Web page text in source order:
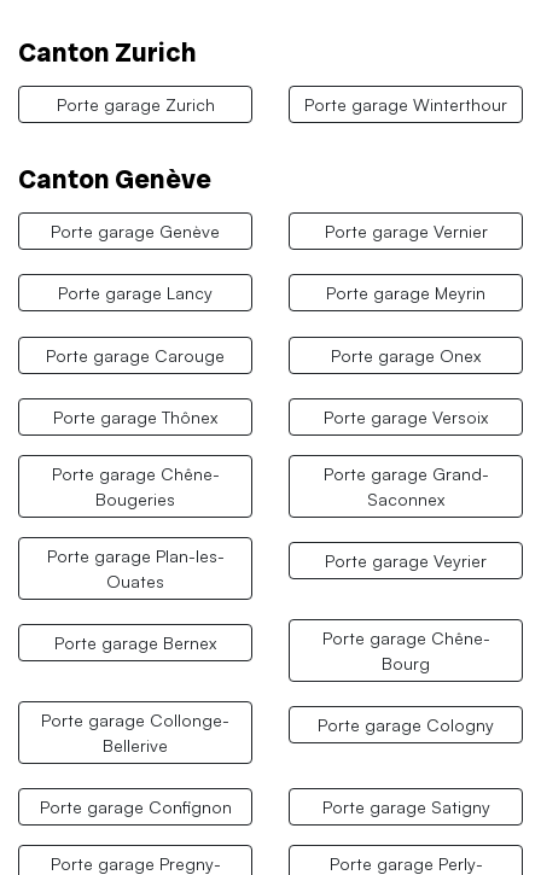
Canton Zurich
Porte garage Zurich Porte garage Winterthour
Canton Genève
Porte garage Genève Porte garage Vernier
Porte garage Lancy Porte garage Meyrin
Porte garage Carouge Porte garage Onex
Porte garage Thônex Porte garage Versoix
Porte garage Chêne-
Bougeries
Porte garage Grand-
Saconnex
Porte garage Plan-les-
Ouates
Porte garage Veyrier
Porte garage Bernex
Porte garage Chêne-
Bourg
Porte garage Collonge-
Bellerive
Porte garage Cologny
Porte garage Confignon Porte garage Satigny
Porte garage Pregny-
Porte garage Perly-